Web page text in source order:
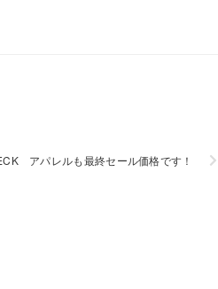
アパレルも最終セール価格です！